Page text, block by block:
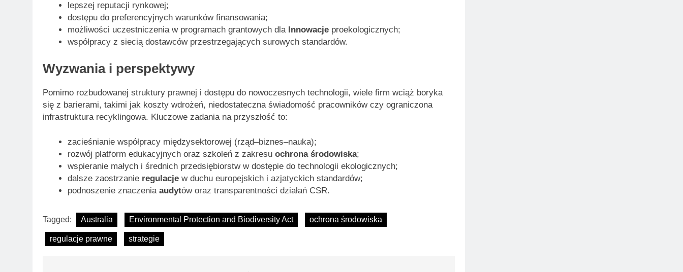
lepszej reputacji rynkowej;
dostępu do preferencyjnych warunków finansowania;
możliwości uczestniczenia w programach grantowych dla Innowacjeproekologicznych;
współpracy z siecią dostawców przestrzegających surowych standardów.
Wyzwania i perspektywy
Pomimo rozbudowanej struktury prawnej i dostępu do nowoczesnych technologii, wiele firm wciąż boryka
się z barierami, takimi jak koszty wdrożeń, niedostateczna świadomość pracowników czy ograniczona
infrastruktura recyklingowa. Kluczowe zadania na przyszłość to:
zacieśnianie współpracy międzysektorowej (rząd–biznes–nauka);
rozwój platform edukacyjnych oraz szkoleń z zakresu ochrona środowiska;
wspieranie małych i średnich przedsiębiorstw w dostępie do technologii ekologicznych;
dalsze zaostrzanie regulacjew duchu europejskich i azjatyckich standardów;
podnoszenie znaczenia audytów oraz transparentności działań CSR.
Tagged: Australia Environmental Protection and Biodiversity Act ochrona środowiska
regulacje prawne strategie